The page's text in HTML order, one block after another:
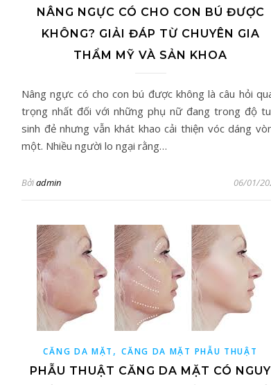
NÂNG NGỰC CÓ CHO CON BÚ ĐƯỢC
KHÔNG? GIẢI ĐÁP TỪ CHUYÊN GIA
THẨM MỸ VÀ SẢN KHOA
Nâng ngực có cho con bú được không là câu hỏi
trọng nhất đối với những phụ nữ đang trong độ
sinh đẻ nhưng vẫn khát khao cải thiện vóc dáng
một. Nhiều người lo ngại rằng…
Bởiadmin 06/01/
CĂNG DA MẶT ,CĂNG DA MẶT PHẪU THUẬT
PHẪU THUẬT CĂNG DA MẶT CÓ NGUY